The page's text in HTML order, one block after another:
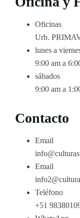
Oficinas
Urb.
lunes a
9:00 am a
sábados
9:00 am a
Contacto
Email
Email
Teléfono
+51